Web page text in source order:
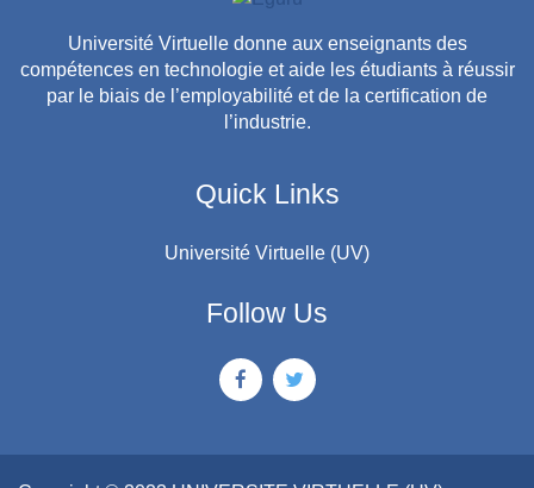
Université Virtuelle donne aux enseignants des
compétences en technologie et aide les étudiants à réussir
par le biais de l’employabilité et de la certification de
l’industrie.
Quick Links
Université Virtuelle (UV)
Follow Us